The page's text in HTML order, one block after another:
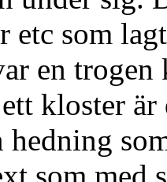
etc som
en
kloster